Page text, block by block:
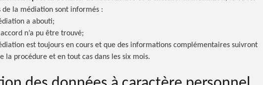
de la médiation sont informés :
a abouti;
accord n’a pu être trouvé;
est toujours en cours et que des informations complémentaires suivront
la procédure et en tout cas dans les six mois.